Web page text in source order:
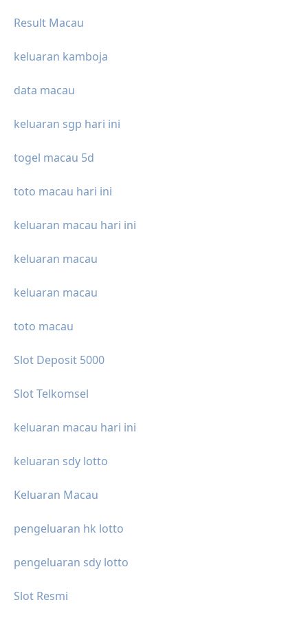
Result Macau
keluaran kamboja
data macau
keluaran sgp hari ini
togel macau 5d
toto macau hari ini
keluaran macau hari ini
keluaran macau
keluaran macau
toto macau
Slot Deposit 5000
Slot Telkomsel
keluaran macau hari ini
keluaran sdy lotto
Keluaran Macau
pengeluaran hk lotto
pengeluaran sdy lotto
Slot Resmi